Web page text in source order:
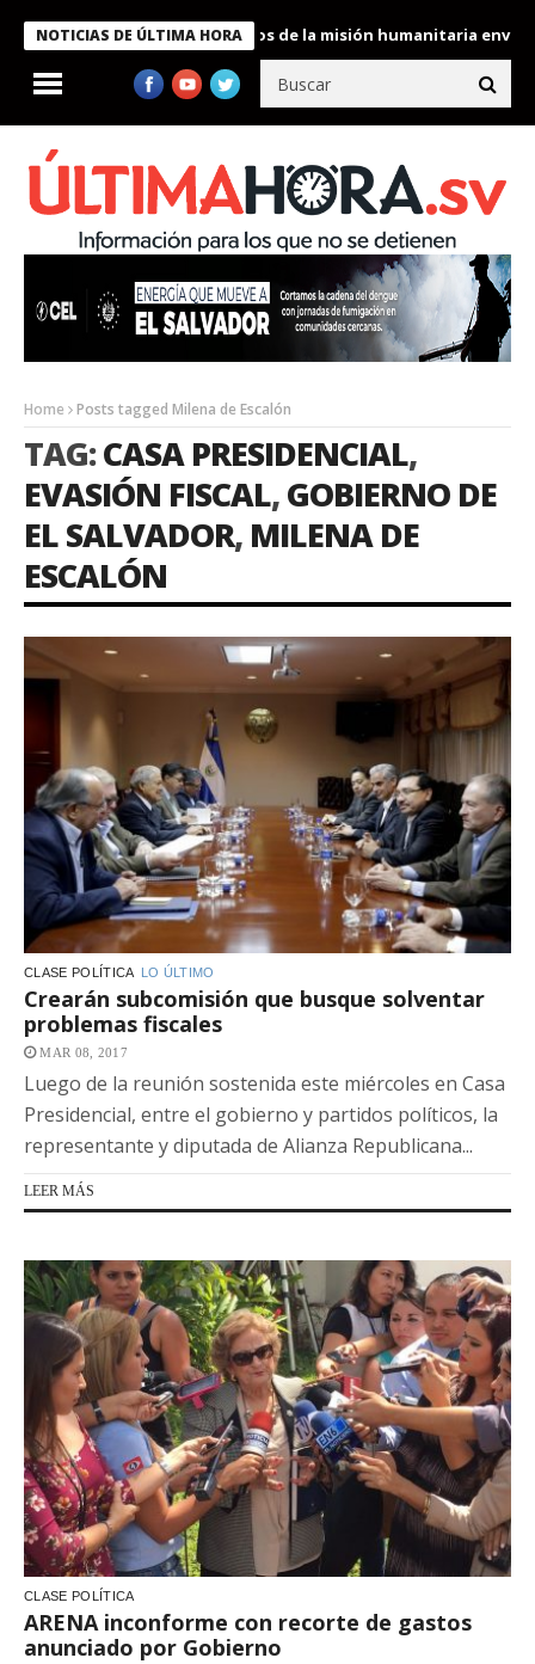
NOTICIAS DE ÚLTIMA HORA
condecora a miembros de la misión humanitaria enviada a
Home Posts tagged Milena de Escalón
TAG:CASA PRESIDENCIAL,
EVASIÓN FISCAL,GOBIERNO DE
EL SALVADOR, MILENA DE
ESCALÓN
CLASE POLÍTICA LO ÚLTIMO
Crearán subcomisión que busque solventar
problemas fiscales
MAR 08, 2017
Luego de la reunión sostenida este miércoles en Casa
Presidencial, entre el gobierno y partidos políticos, la
representante y diputada de Alianza Republicana...
LEER MÁS
CLASE POLÍTICA
ARENA inconforme con recorte de gastos
anunciado por Gobierno